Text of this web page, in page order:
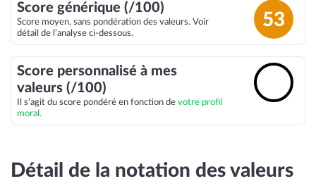
Score générique (/100)
Score moyen, sans pondération des valeurs. Voir
détail de l’analyse ci-dessous.
53
Score personnalisé à mes
valeurs (/100)
Il s’agit du score pondéré en fonction de votre profil
moral.
Détail de la notation des valeurs